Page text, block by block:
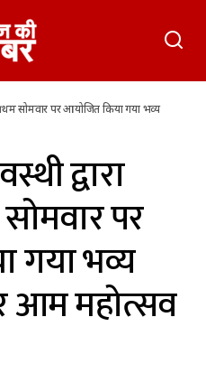
आयोजन
सोमवार पर आयोजित किया गया भव्य
द्वारा
पर
गया भव्य
आम महोत्सव